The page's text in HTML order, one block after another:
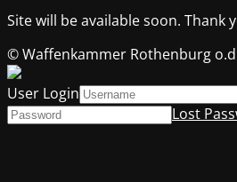
Site will be available soon. Thank
© Waffenkammer Rothenburg
User Login
Lost